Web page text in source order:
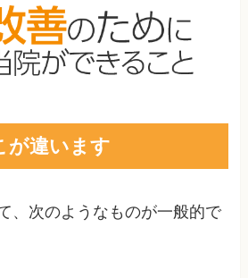
が違います
、次のようなものが一般的で